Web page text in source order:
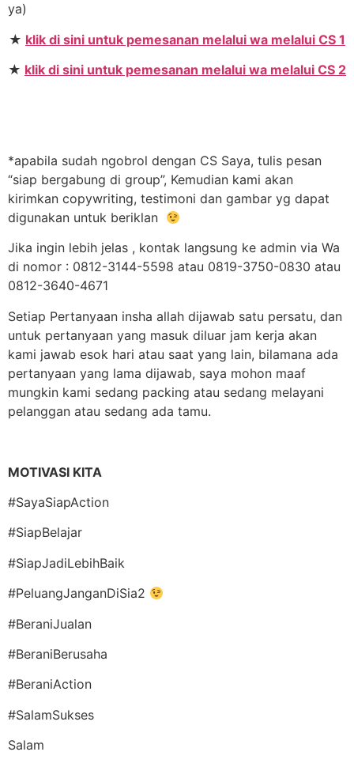
ya)
★ klik di sini untuk pemesanan melalui wa melalui CS 1
★ klik di sini untuk pemesanan melalui wa melalui CS 2
*apabila sudah ngobrol dengan CS Saya, tulis pesan
“siap bergabung di group”, Kemudian kami akan
kirimkan copywriting, testimoni dan gambar yg dapat
digunakan untuk beriklan
Jika ingin lebih jelas , kontak langsung ke admin via Wa
di nomor : 0812-3144-5598 atau 0819-3750-0830 atau
0812-3640-4671
Setiap Pertanyaan insha allah dijawab satu persatu, dan
untuk pertanyaan yang masuk diluar jam kerja akan
kami jawab esok hari atau saat yang lain, bilamana ada
pertanyaan yang lama dijawab, saya mohon maaf
mungkin kami sedang packing atau sedang melayani
pelanggan atau sedang ada tamu.
MOTIVASI KITA
#SayaSiapAction
#SiapBelajar
#SiapJadiLebihBaik
#PeluangJanganDiSia2
#BeraniJualan
#BeraniBerusaha
#BeraniAction
#SalamSukses
Salam